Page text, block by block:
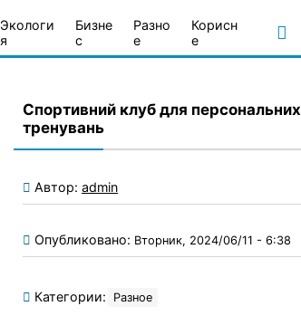
Экологи
я
Бизне
с
Разно
е
Корисн
е
Спортивний клуб для персональних
тренувань
Автор: admin
Опубликовано: Вторник, 2024/06/11 - 6:38
Категории: Разное